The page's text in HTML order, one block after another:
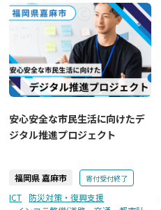
安心安全な市民生活に向けたデ
ジタル推進プロジェクト
福岡県 嘉麻市 寄付受付終了
ICT
防災対策・復興支援